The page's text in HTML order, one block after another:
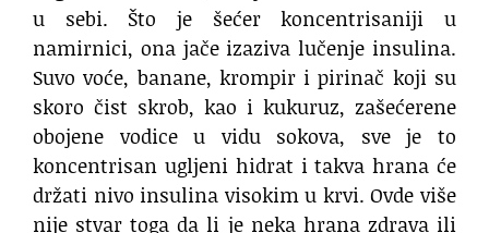
u sebi. Što je šećer koncentrisaniji u
namirnici, ona jače izaziva lučenje insulina.
Suvo voće, banane, krompir i pirinač koji su
skoro čist skrob, kao i kukuruz, zašećerene
obojene vodice u vidu sokova, sve je to
koncentrisan ugljeni hidrat i takva hrana će
držati nivo insulina visokim u krvi. Ovde više
nije stvar toga da li je neka hrana zdrava ili